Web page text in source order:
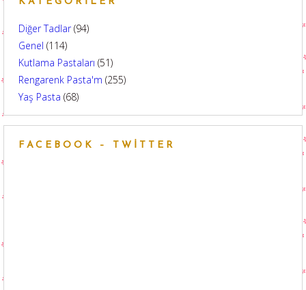
Diğer Tadlar(94)
Genel (114)
Kutlama Pastaları (51)
Rengarenk Pasta'm (255)
Yaş Pasta (68)
FACEBOOK – TWITTER